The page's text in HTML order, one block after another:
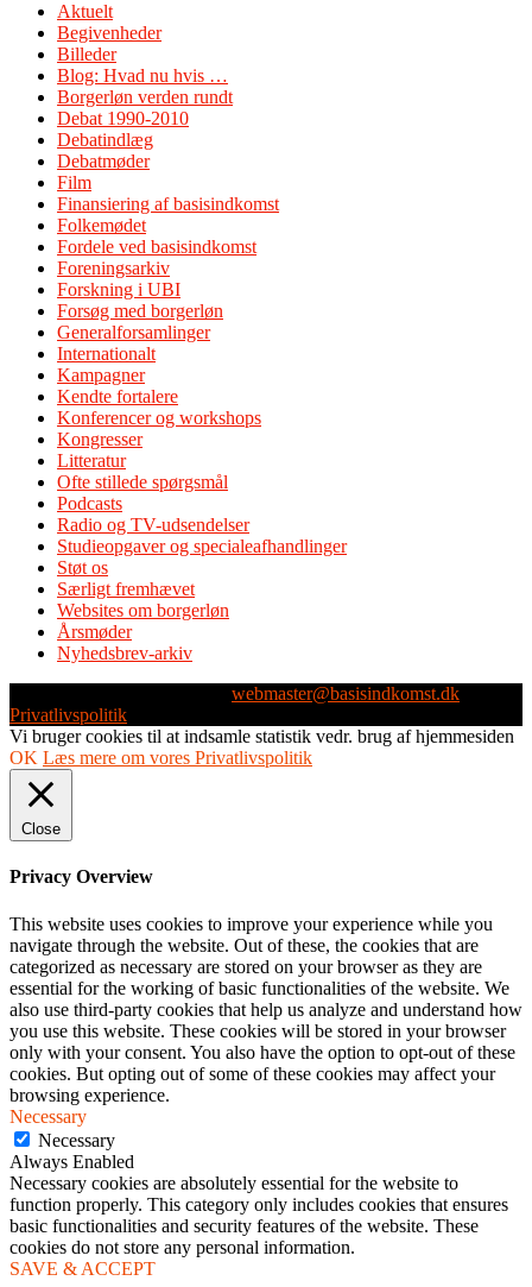
Aktuelt
Begivenheder
Billeder
Blog: Hvad nu hvis …
Borgerløn verden rundt
Debat 1990-2010
Debatindlæg
Debatmøder
Film
Finansiering af basisindkomst
Folkemødet
Fordele ved basisindkomst
Foreningsarkiv
Forskning i UBI
Forsøg med borgerløn
Generalforsamlinger
Internationalt
Kampagner
Kendte fortalere
Konferencer og workshops
Kongresser
Litteratur
Ofte stillede spørgsmål
Podcasts
Radio og TV-udsendelser
Studieopgaver og specialeafhandlinger
Støt os
Særligt fremhævet
Websites om borgerløn
Årsmøder
Nyhedsbrev-arkiv
webmaster@basisindkomst.dk
Privatlivspolitik
Vi bruger cookies til at indsamle statistik vedr. brug af hjemmesiden
OK Læs mere om vores Privatlivspolitik
Close
Privacy Overview
This website uses cookies to improve your experience while you
navigate through the website. Out of these, the cookies that are
categorized as necessary are stored on your browser as they are
essential for the working of basic functionalities of the website. We
also use third-party cookies that help us analyze and understand how
you use this website. These cookies will be stored in your browser
only with your consent. You also have the option to opt-out of these
cookies. But opting out of some of these cookies may affect your
browsing experience.
Necessary
Necessary
Always Enabled
Necessary cookies are absolutely essential for the website to
function properly. This category only includes cookies that ensures
basic functionalities and security features of the website. These
cookies do not store any personal information.
SAVE & ACCEPT